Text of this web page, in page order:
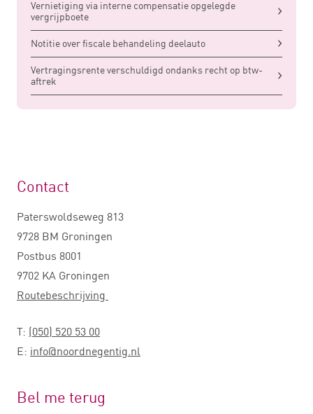
Vernietiging via interne compensatie opgelegde
vergrijpboete
Notitie over fiscale behandeling deelauto
Vertragingsrente verschuldigd ondanks recht op btw-
aftrek
Contact
Paterswoldseweg 813
9728 BM Groningen
Postbus 8001
9702 KA Groningen
Routebeschrijving
T: (050) 520 53 00
E: info@noordnegentig.nl
Bel me terug